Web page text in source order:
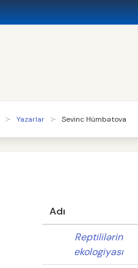
Yazarlar Sevinc Hümbətova
Adı
Reptililərin
ekologiyası